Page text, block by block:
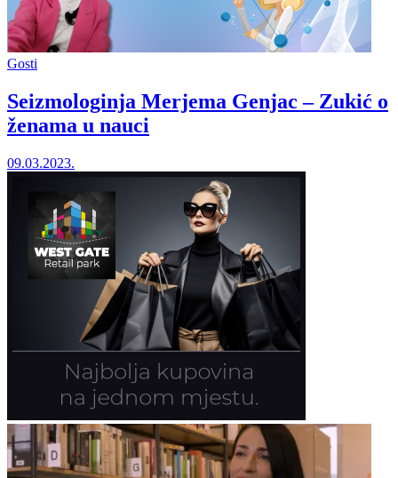
Gosti
Seizmologinja Merjema Genjac – Zukić o
ženama u nauci
09.03.2023.